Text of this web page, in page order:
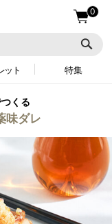
0
ット 特集
くる
味ダレ